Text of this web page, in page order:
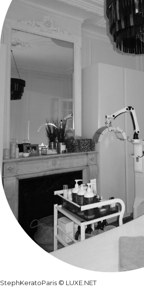
StephKeratoParis © LUXE.NET